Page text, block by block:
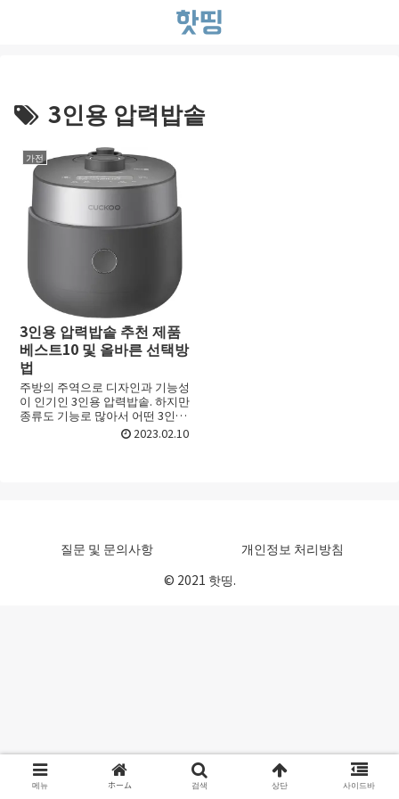
3인용 압력밥솥
가전
3인용 압력밥솥 추천 제품
베스트10 및 올바른 선택방
법
주방의 주역으로 디자인과 기능성
이 인기인 3인용 압력밥솥. 하지만
종류도 기능로 많아서 어떤 3인용
압력밥솥를 골라야 할지 선택하기
가 어려울 때가 있죠. 처음 접할 때
2023.02.10
질문 및 문의사항
개인정보 처리방침
© 2021 핫띵.
메뉴 ホーム 검색 상단 사이드바